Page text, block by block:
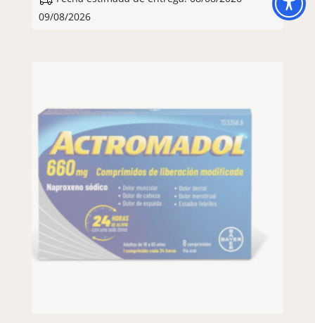
09/08/2026